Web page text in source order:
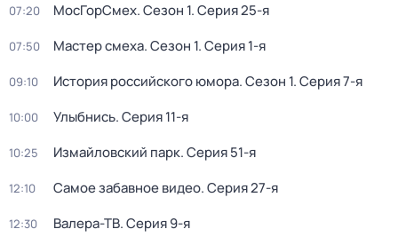
07:20 МосГорСмех. Сезон 1. Серия 25-я
07:50 Мастер смеха. Сезон 1. Серия 1-я
09:10 История российского юмора. Сезон 1. Серия 7-я
10:00 Улыбнись. Серия 11-я
10:25 Измайловский парк. Серия 51-я
12:10 Самое забавное видео. Серия 27-я
12:30 Валера-ТВ. Серия 9-я